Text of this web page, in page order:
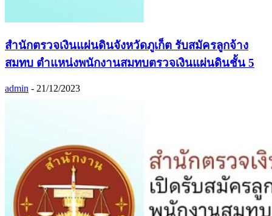
สำนักตรวจเงินแผ่นดินจังหวัดภูเก็ต รับสมัครลูกจ้าง
สมทบ ตำแหน่งพนักงานสมทบตรวจเงินแผ่นดินชั้น 5
admin - 21/12/2023